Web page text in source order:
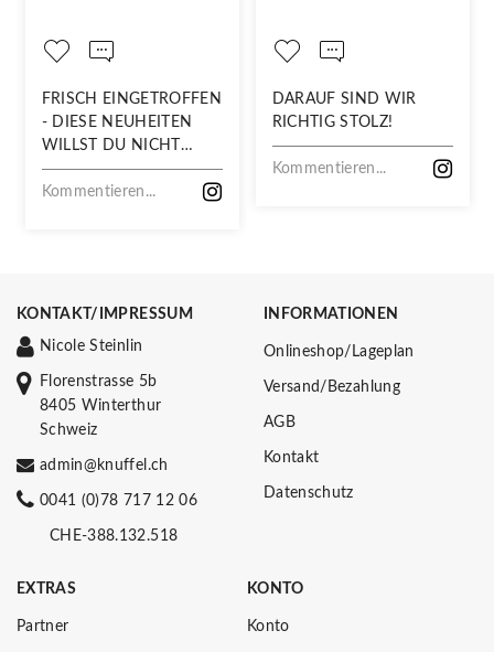
FRISCH EINGETROFFEN
- DIESE NEUHEITEN
WILLST DU NICHT
VERPASSEN!
Kommentieren...
DARAUF SIND WIR
RICHTIG STOLZ!
Kommentieren...
KONTAKT/IMPRESSUM
Nicole Steinlin
Florenstrasse 5b
8405 Winterthur
Schweiz
admin@knuffel.ch
0041 (0)78 717 12 06
CHE-388.132.518
INFORMATIONEN
Onlineshop/Lageplan
Versand/Bezahlung
AGB
Kontakt
Datenschutz
EXTRAS
Partner
KONTO
Konto